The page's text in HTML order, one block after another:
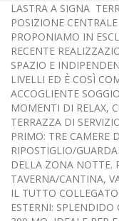
LASTRA A SIGNA 
POSIZIONE
PROPONIAMO IN
RECENTE
SPAZIO E
LIVELLI ED È COSÌ
ACCOGLIENTE
MOMENTI DI RELAX,
TERRAZZA DI
PRIMO: TRE CAMERE
RIPOSTIGLIO/
DELLA ZONA NOTTE.
TAVERNA/CANTINA,
IL TUTTO
ESTERNI: SPLENDIDO